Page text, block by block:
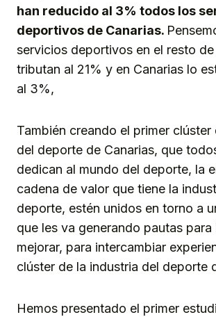
han reducido al 3% todos los
deportivos de Canarias.
servicios deportivos en el resto de
tributan al 21% y en Canarias lo
al 3%,
También creando el primer clúster
del deporte de Canarias, que
dedican al mundo del deporte, la
cadena de valor que tiene la
deporte, estén unidos en torno a
que les va generando pautas para
mejorar, para intercambiar
clúster de la industria del deporte
Hemos presentado el primer